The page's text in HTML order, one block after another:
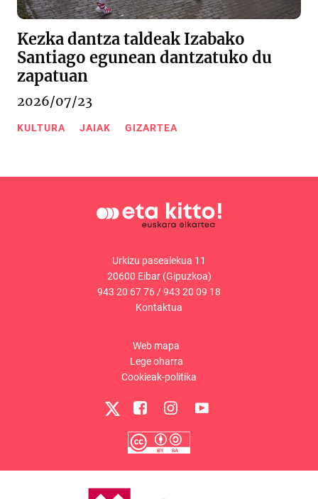
Kezka dantza taldeak Izabako
Santiago egunean dantzatuko du
zapatuan
2026/07/23
KULTURA JAIAK GIZARTEA
Urkizu pasealekua 11
20600 Eibar (Gipuzkoa)
943 20 67 76 /943 20 09 18
Kontaktua
Web mapa
Lege oharra
Cookieak-politika